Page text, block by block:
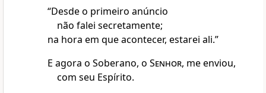
“Desde o primeiro anúncio
não falei secretamente;
na hora em que acontecer, estarei ali.”
E agora o Soberano, o Senhor, me enviou,
com seu Espírito.